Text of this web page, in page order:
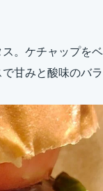
。ケチャップをベ
甘みと酸味のバラ